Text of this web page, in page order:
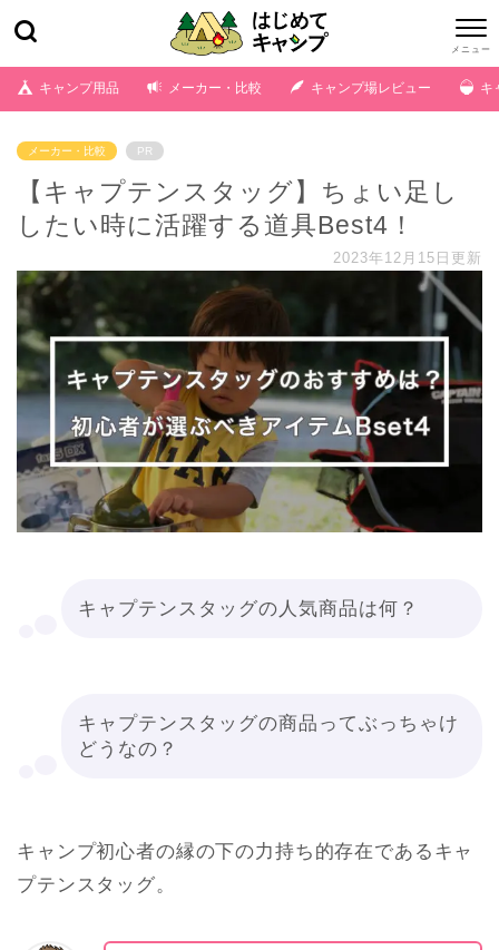
キャンプ用品 メーカー・比較 キャンプ場レビュー キ
メーカー・比較 PR
【キャプテンスタッグ】ちょい足し
したい時に活躍する道具Best4！
2023年12月15日更新
キャプテンスタッグの人気商品は何？
キャプテンスタッグの商品ってぶっちゃけ
どうなの？
キャンプ初心者の縁の下の力持ち的存在であるキャ
プテンスタッグ。